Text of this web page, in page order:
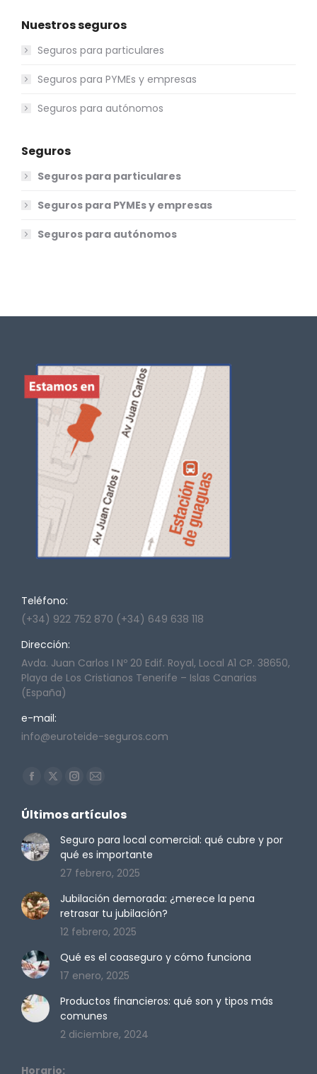
Nuestros seguros
Seguros para particulares
Seguros para PYMEs y empresas
Seguros para autónomos
Seguros
Seguros para particulares
Seguros para PYMEs y empresas
Seguros para autónomos
Teléfono:
(+34) 922 752 870 (+34) 649 638 118
Dirección:
Avda. Juan Carlos I Nº 20 Edif. Royal, Local A1 CP. 38650,
Playa de Los Cristianos Tenerife – Islas Canarias
(España)
e-mail:
info@euroteide-seguros.com
Encuéntranos en:
Facebook
opens
in
new
window
X
opens
in
new
window
Instagram
opens
in
new
window
Mail
opens
in
new
window
Últimos artículos
Seguro para local comercial: qué cubre y por
qué es importante
27 febrero, 2025
Jubilación demorada: ¿merece la pena
retrasar tu jubilación?
12 febrero, 2025
Qué es el coaseguro y cómo funciona
17 enero, 2025
Productos financieros: qué son y tipos más
comunes
2 diciembre, 2024
Horario: